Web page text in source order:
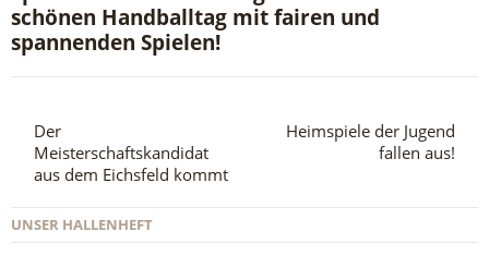
schönen Handballtag mit fairen und
spannenden Spielen!
Der
Meisterschaftskandidat
aus dem Eichsfeld kommt
Heimspiele der Jugend
fallen aus!
UNSER HALLENHEFT